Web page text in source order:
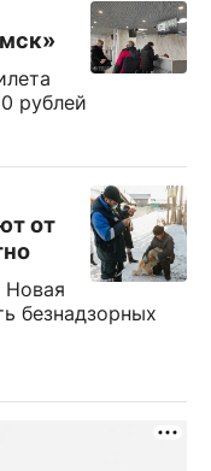
рублей
от
Новая
безнадзорных